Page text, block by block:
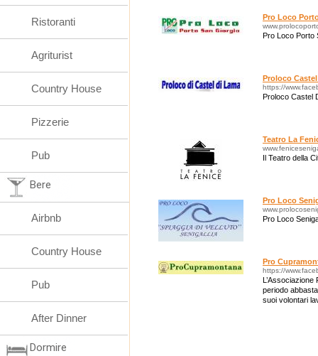
Pro Loco
Pro Loco Porto
Proloco
https://
Proloco Castel
Teatro La
Il Teatro della
Pro Loco
Pro Loco
Pro
https://
periodo
suoi volontari
Ristoranti
Agriturist
Country House
Pizzerie
Pub
Bere
Airbnb
Country House
Pub
After Dinner
Dormire